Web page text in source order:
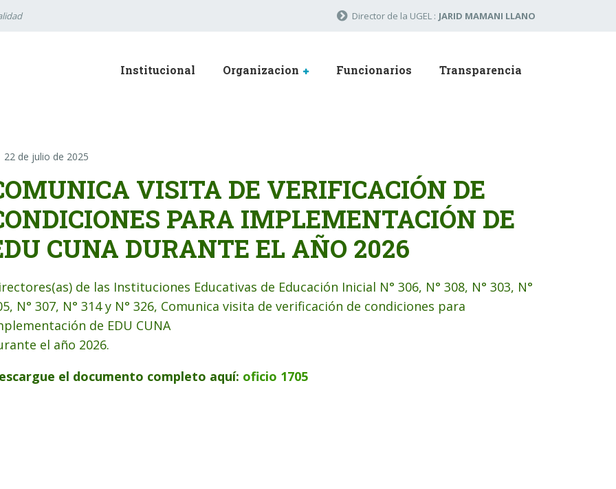
Director de la UGEL : JARID MAMANI LLANO
Institucional Organizacion Funcionarios Transparencia
22 de julio de 2025
VISITA DE VERIFICACIÓN DE
PARA IMPLEMENTACIÓN DE
CUNA DURANTE EL AÑO 2026
de las Instituciones Educativas de Educación Inicial N° 306, N° 308, N° 303, N°
N° 307, N° 314 y N° 326, Comunica visita de verificación de condiciones para
de EDU CUNA
el año 2026.
el documento completo aquí: oficio 1705